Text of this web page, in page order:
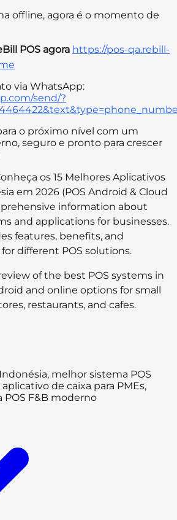
offline, agora é o momento de
POS agora https://pos-qa.rebill-
via WhatsApp:
send/?
o próximo nível com um
seguro e pronto para crescer
os 15 Melhores Aplicativos
em 2026 (POS Android & Cloud
information about
and applications for businesses.
features, benefits, and
different POS solutions.
of the best POS systems in
and online options for small
restaurants, and cafes.
melhor sistema POS
de caixa para PMEs,
POS F&B moderno